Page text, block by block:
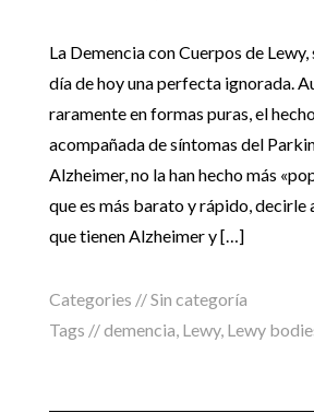
La Demencia con Cuerpos de Lewy,
día de hoy una perfecta ignorada.
raramente en formas puras, el
acompañada de síntomas del
Alzheimer, no la han hecho más
que es más barato y rápido, decirle
que tienen Alzheimer y […]
Categories //Sin categoría
Tags //demencia, Lewy, Lewy